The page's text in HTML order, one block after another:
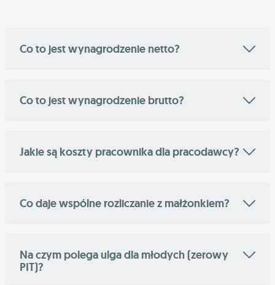
Co to jest wynagrodzenie netto?
Co to jest wynagrodzenie brutto?
Jakie są koszty pracownika dla pracodawcy?
Co daje wspólne rozliczanie z małżonkiem?
Na czym polega ulga dla młodych (zerowy
PIT)?